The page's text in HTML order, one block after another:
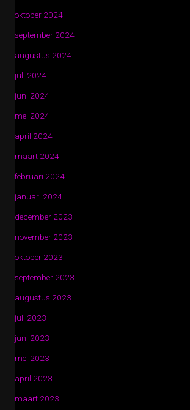
oktober 2024
september 2024
augustus 2024
juli 2024
juni 2024
mei 2024
april 2024
maart 2024
februari 2024
januari 2024
december 2023
november 2023
oktober 2023
september 2023
augustus 2023
juli 2023
juni 2023
mei 2023
april 2023
maart 2023